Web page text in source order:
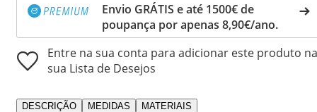
Envio GRÁTIS e até 1500€ de
poupança por apenas 8,90€/ano.
Entre na sua conta para adicionar este produto na
sua Lista de Desejos
DESCRIÇÃO MEDIDAS MATERIAIS